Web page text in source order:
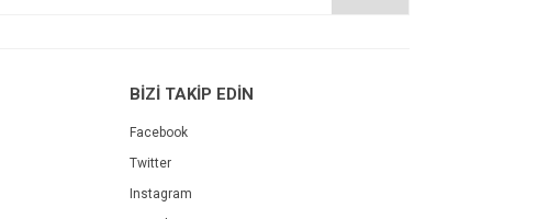
BİZİ TAKİP EDİN
Facebook
Twitter
Instagram